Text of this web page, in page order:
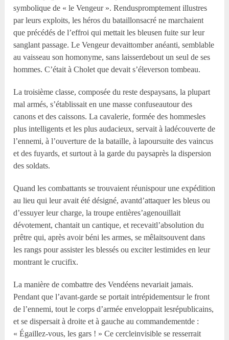
symbolique de « le Vengeur ». Renduspromptement illustres
par leurs exploits, les héros du bataillonsacré ne marchaient
que précédés de l’effroi qui mettait les bleusen fuite sur leur
sanglant passage. Le Vengeur devaittomber anéanti, semblable
au vaisseau son homonyme, sans laisserdebout un seul de ses
hommes. C’était à Cholet que devait s’éleverson tombeau.
La troisième classe, composée du reste despaysans, la plupart
mal armés, s’établissait en une masse confuseautour des
canons et des caissons. La cavalerie, formée des hommesles
plus intelligents et les plus audacieux, servait à ladécouverte de
l’ennemi, à l’ouverture de la bataille, à lapoursuite des vaincus
et des fuyards, et surtout à la garde du paysaprès la dispersion
des soldats.
Quand les combattants se trouvaient réunispour une expédition
au lieu qui leur avait été désigné, avantd’attaquer les bleus ou
d’essuyer leur charge, la troupe entières’agenouillait
dévotement, chantait un cantique, et recevaitl’absolution du
prêtre qui, après avoir béni les armes, se mêlaitsouvent dans
les rangs pour assister les blessés ou exciter lestimides en leur
montrant le crucifix.
La manière de combattre des Vendéens nevariait jamais.
Pendant que l’avant-garde se portait intrépidementsur le front
de l’ennemi, tout le corps d’armée enveloppait lesrépublicains,
et se dispersait à droite et à gauche au commandementde :
« Égaillez-vous, les gars ! » Ce cercleinvisible se resserrait